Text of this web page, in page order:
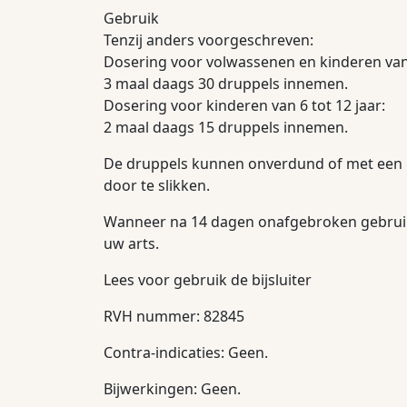
Gebruik
Tenzij anders voorgeschreven:
Dosering voor volwassenen en kinderen
3 maal daags 30 druppels innemen.
Dosering voor kinderen van 6 tot 12 jaar:
2 maal daags 15 druppels innemen.
De druppels kunnen onverdund of met
door te slikken.
Wanneer na 14 dagen onafgebroken
uw arts.
Lees voor gebruik de bijsluiter
RVH nummer: 82845
Contra-indicaties: Geen.
Bijwerkingen: Geen.